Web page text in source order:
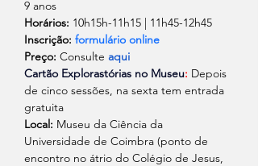
9 anos
Horários: 10h15h-11h15 | 11h45-12h45
Inscrição: formulário online
Preço: Consulte aqui
Cartão Explorastórias no Museu: Depois
de cinco sessões, na sexta tem entrada
gratuita
Local: Museu da Ciência da
Universidade de Coimbra (ponto de
encontro no átrio do Colégio de Jesus,